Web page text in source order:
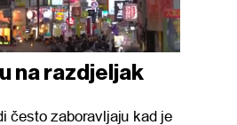
na razdjeljak
često zaboravljaju kad je